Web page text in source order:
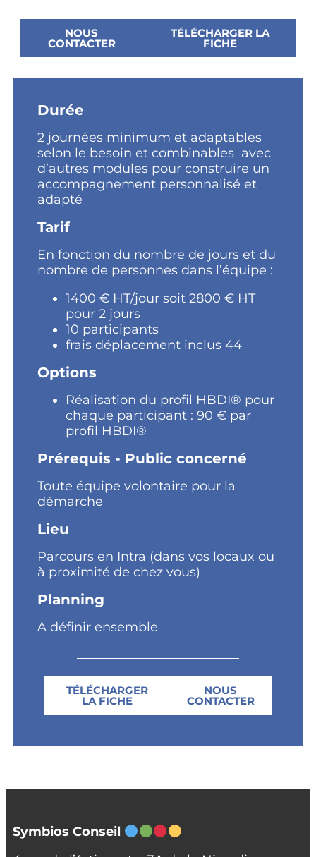
NOUS
CONTACTER
TÉLÉCHARGER LA
FICHE
Durée
2 journées minimum et adaptables
selon le besoin et combinables avec
d’autres modules pour construire un
accompagnement personnalisé et
adapté
Tarif
En fonction du nombre de jours et du
nombre de personnes dans l’équipe :
1400 € HT/jour soit 2800 € HT
pour 2 jours
10 participants
frais déplacement inclus 44
Options
Réalisation du profil HBDI® pour
chaque participant : 90 € par
profil HBDI®
Prérequis - Public concerné
Toute équipe volontaire pour la
démarche
Lieu
Parcours en Intra (dans vos locaux ou
à proximité de chez vous)
Planning
A définir ensemble
TÉLÉCHARGER
LA FICHE
NOUS
CONTACTER
Symbios Conseil